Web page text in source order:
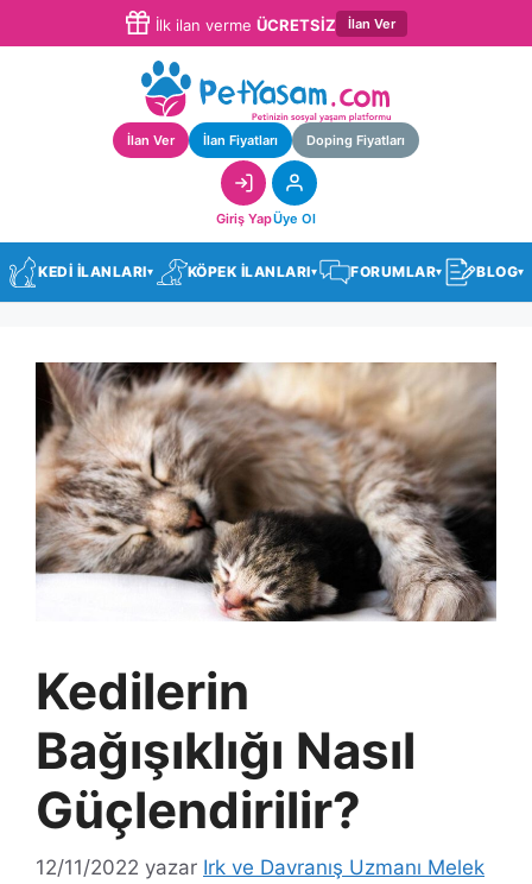
İlk ilan verme ÜCRETSİZ İlan Ver
İlan Ver İlan Fiyatları Doping Fiyatları
Giriş YapÜye Ol
KEDİ İLANLARI▾ KÖPEK İLANLARI▾ FORUMLAR▾ BLOG▾
Kedilerin
Bağışıklığı Nasıl
Güçlendirilir?
12/11/2022 yazar Irk ve Davranış Uzmanı Melek